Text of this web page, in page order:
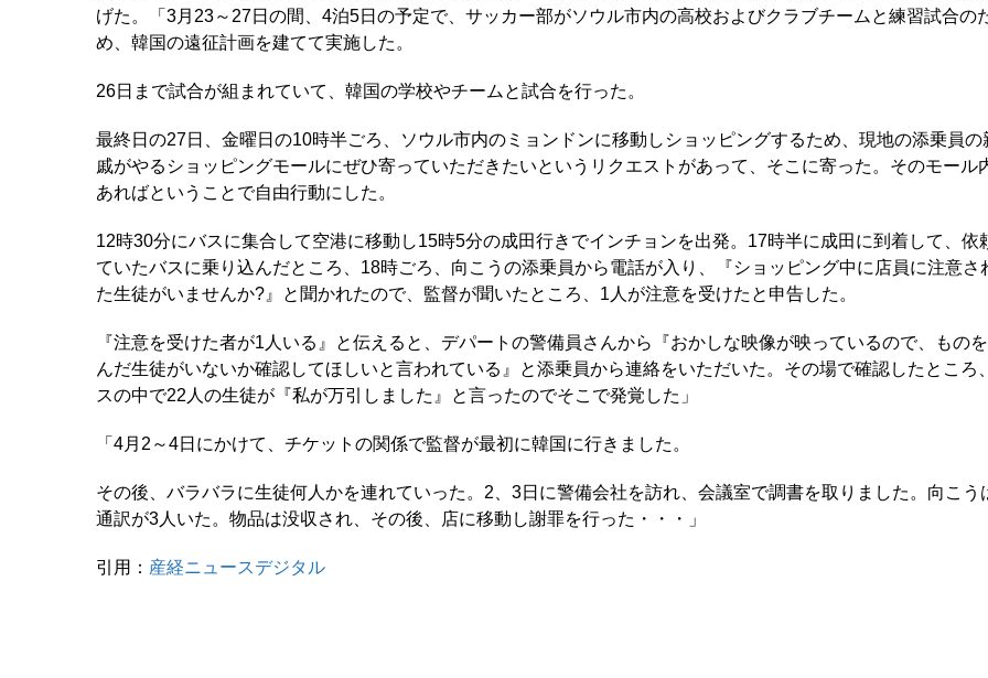
げた。「3月23～27日の間、4泊5日の予定で、サッカー部がソウル市内の高校およびクラブチームと練習試合の
め、韓国の遠征計画を建てて実施した。
26日まで試合が組まれていて、韓国の学校やチームと試合を行った。
最終日の27日、金曜日の10時半ごろ、ソウル市内のミョンドンに移動しショッピングするため、現地の添乗員の
戚がやるショッピングモールにぜひ寄っていただきたいというリクエストがあって、そこに寄った。そのモール
あればということで自由行動にした。
12時30分にバスに集合して空港に移動し15時5分の成田行きでインチョンを出発。17時半に成田に到着して、依
ていたバスに乗り込んだところ、18時ごろ、向こうの添乗員から電話が入り、『ショッピング中に店員に注意さ
た生徒がいませんか?』と聞かれたので、監督が聞いたところ、1人が注意を受けたと申告した。
『注意を受けた者が1人いる』と伝えると、デパートの警備員さんから『おかしな映像が映っているので、もの
んだ生徒がいないか確認してほしいと言われている』と添乗員から連絡をいただいた。その場で確認したところ
スの中で22人の生徒が『私が万引しました』と言ったのでそこで発覚した」
「4月2～4日にかけて、チケットの関係で監督が最初に韓国に行きました。
その後、バラバラに生徒何人かを連れていった。2、3日に警備会社を訪れ、会議室で調書を取りました。向こう
通訳が3人いた。物品は没収され、その後、店に移動し謝罪を行った・・・」
引用： 産経ニュースデジタル